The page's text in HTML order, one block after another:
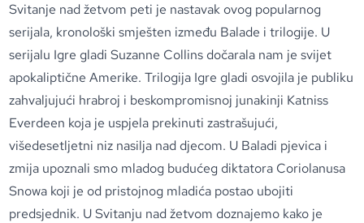
Svitanje nad žetvom peti je nastavak ovog popularnog
serijala, kronološki smješten između Balade i trilogije. U
serijalu Igre gladi Suzanne Collins dočarala nam je svijet
apokaliptične Amerike. Trilogija Igre gladi osvojila je publiku
zahvaljujući hrabroj i beskompromisnoj junakinji Katniss
Everdeen koja je uspjela prekinuti zastrašujući,
višedesetljetni niz nasilja nad djecom. U Baladi pjevica i
zmija upoznali smo mladog budućeg diktatora Coriolanusa
Snowa koji je od pristojnog mladića postao ubojiti
predsjednik. U Svitanju nad žetvom doznajemo kako je